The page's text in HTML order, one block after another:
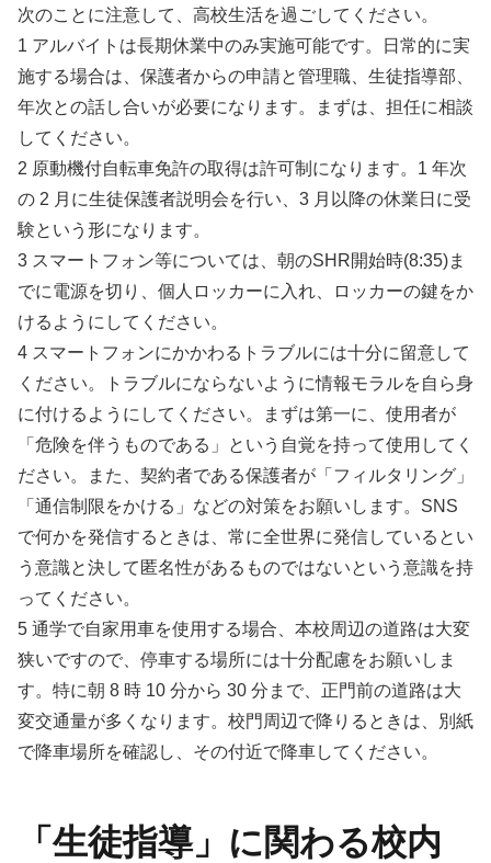
次のことに注意して、高校生活を過ごしてください。
1 アルバイトは長期休業中のみ実施可能です。日常的に実
施する場合は、保護者からの申請と管理職、生徒指導部、
年次との話し合いが必要になります。まずは、担任に相談
してください。
2 原動機付自転車免許の取得は許可制になります。1 年次
の 2 月に生徒保護者説明会を行い、3 月以降の休業日に受
験という形になります。
3 スマートフォン等については、朝のSHR開始時(8:35)ま
でに電源を切り、個人ロッカーに入れ、ロッカーの鍵をか
けるようにしてください。
4 スマートフォンにかかわるトラブルには十分に留意して
ください。トラブルにならないように情報モラルを自ら身
に付けるようにしてください。まずは第一に、使用者が
「危険を伴うものである」という自覚を持って使用してく
ださい。また、契約者である保護者が「フィルタリング」
「通信制限をかける」などの対策をお願いします。SNS
で何かを発信するときは、常に全世界に発信しているとい
う意識と決して匿名性があるものではないという意識を持
ってください。
5 通学で自家用車を使用する場合、本校周辺の道路は大変
狭いですので、停車する場所には十分配慮をお願いしま
す。特に朝 8 時 10 分から 30 分まで、正門前の道路は大
変交通量が多くなります。校門周辺で降りるときは、別紙
で降車場所を確認し、その付近で降車してください。
「生徒指導」に関わる校内